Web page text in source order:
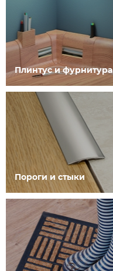
Плинтус и фурнитура
Пороги и стыки